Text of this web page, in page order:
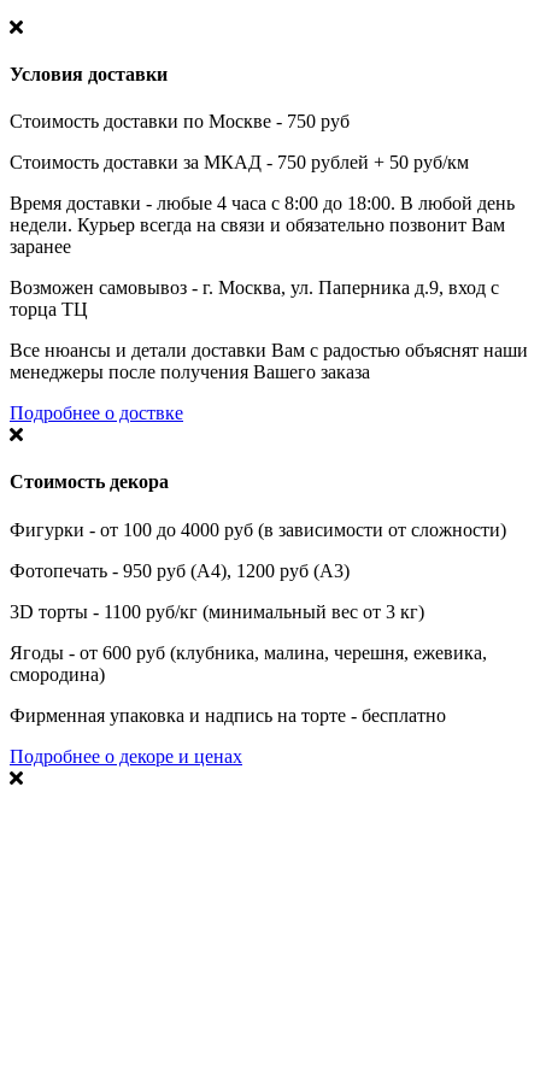
Условия доставки
Стоимость доставки по Москве - 750 руб
Стоимость доставки за МКАД - 750 рублей + 50 руб/км
Время доставки - любые 4 часа с 8:00 до 18:00. В любой день
недели. Курьер всегда на связи и обязательно позвонит Вам
заранее
Возможен самовывоз - г. Москва, ул. Паперника д.9, вход с
торца ТЦ
Все нюансы и детали доставки Вам с радостью объяснят наши
менеджеры после получения Вашего заказа
Подробнее о доствке
Стоимость декора
Фигурки - от 100 до 4000 руб (в зависимости от сложности)
Фотопечать - 950 руб (А4), 1200 руб (А3)
3D торты - 1100 руб/кг (минимальный вес от 3 кг)
Ягоды - от 600 руб (клубника, малина, черешня, ежевика,
смородина)
Фирменная упаковка и надпись на торте - бесплатно
Подробнее о декоре и ценах